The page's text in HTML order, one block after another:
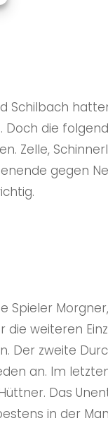
Schilbach
Doch die
Zelle,
gegen
Spieler
die weiteren
Der zweite
an. Im
Das
in der